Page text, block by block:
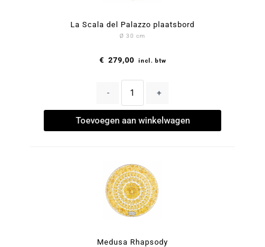
La Scala del Palazzo plaatsbord
Ø 30 cm
€ 279,00 incl. btw
- +
Toevoegen aan winkelwagen
Medusa Rhapsody